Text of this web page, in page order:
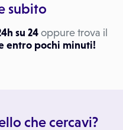
subito
su 24oppure trova il
entro pochi minuti!
che cercavi?